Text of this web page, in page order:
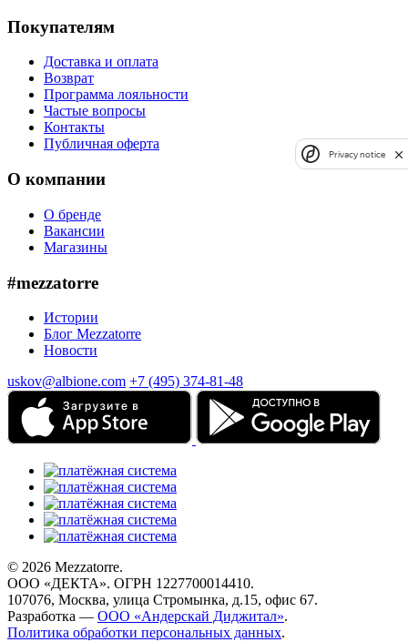
Покупателям
Доставка и оплата
Возврат
Программа лояльности
Частые вопросы
Контакты
Публичная оферта
О компании
О бренде
Вакансии
Магазины
#mezzatorre
Истории
Блог Mezzatorre
Новости
uskov@albione.com +7 (495) 374-81-48
© 2026 Mezzatorre.
ООО «ДЕКТА». ОГРН 1227700014410.
107076, Москва, улица Стромынка, д.15, офис 67.
Разработка — ООО «Андерскай Диджитал».
Политика обработки персональных данных.
Privacy notice